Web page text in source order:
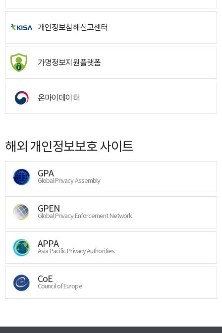
개인정보침해신고센터
가명정보지원플랫폼
온마이데이터
해외 개인정보보호 사이트
GPA
Global Privacy Assembly
GPEN
Global Privacy Enforcement Network
APPA
Asia Pacific Privacy Authorities
CoE
Council of Europe